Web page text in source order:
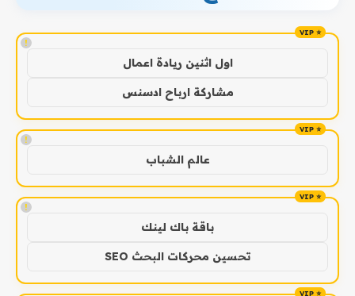
!
اول اثنين ريادة اعمال
مشاركة ارباح ادسنس
!
عالم الشباب
!
باقة باك لينك
تحسين محركات البحث SEO